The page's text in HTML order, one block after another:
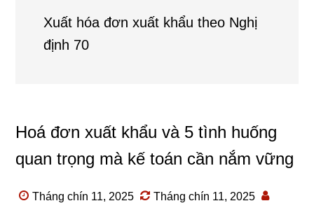
Xuất hóa đơn xuất khẩu theo Nghị
định 70
Hoá đơn xuất khẩu và 5 tình huống
quan trọng mà kế toán cần nắm vững
Tháng chín 11, 2025 Tháng chín 11, 2025